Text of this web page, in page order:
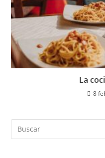
La
8
Buscar
en